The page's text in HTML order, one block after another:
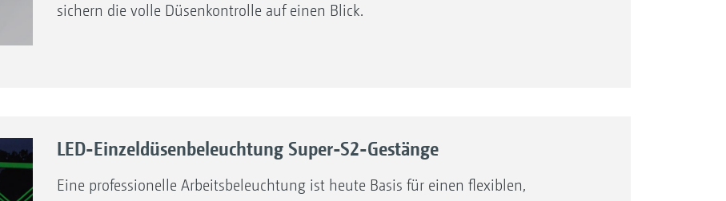
sichern die volle Düsenkontrolle auf einen Blick.
LED-Einzeldüsenbeleuchtung Super-S2-Gestänge
Eine professionelle Arbeitsbeleuchtung ist heute Basis für einen flexiblen,